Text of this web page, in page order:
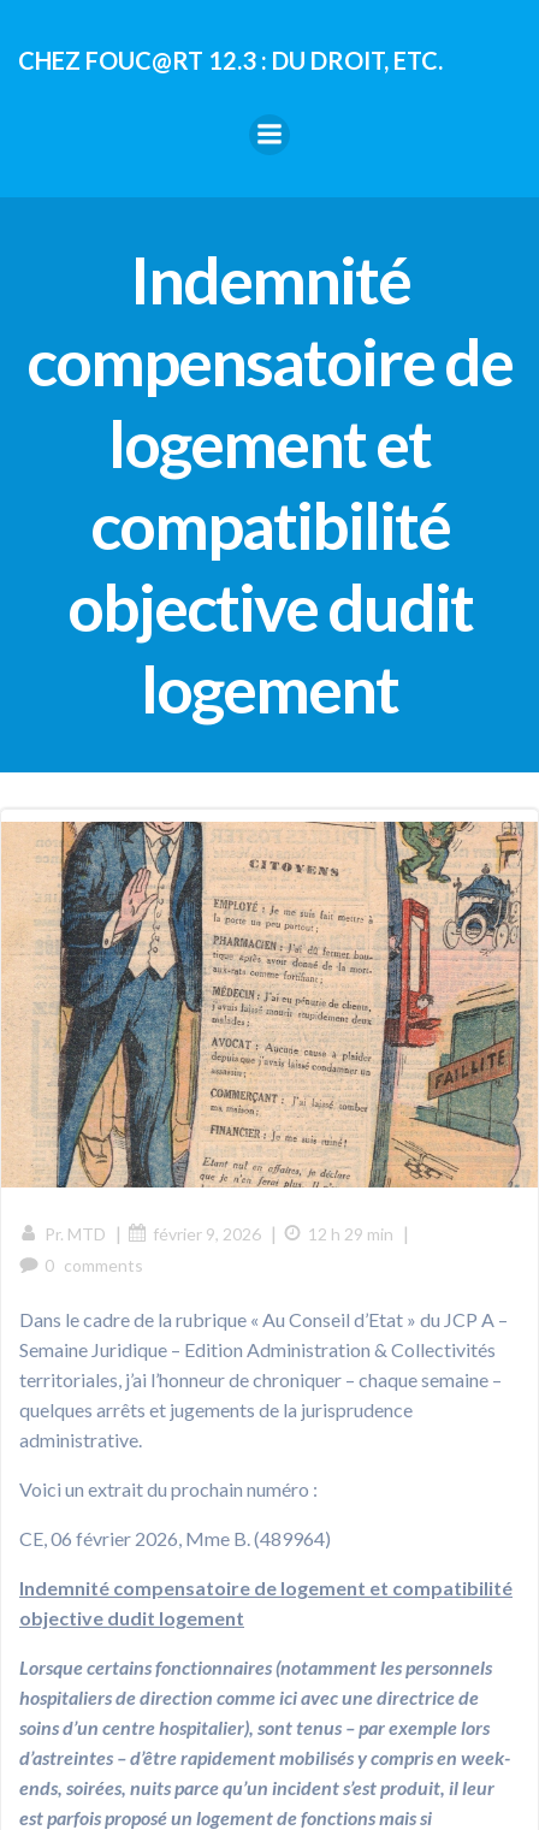
contenu
CHEZ FOUC@RT 12.3 : DU DROIT, ETC.
Indemnité
compensatoire de
logement et
compatibilité
objective dudit
logement
Pr. MTD | février 9, 2026 | 12 h 29 min |
0 comments
Dans le cadre de la rubrique « Au Conseil d’Etat » du JCP A –
Semaine Juridique – Edition Administration & Collectivités
territoriales, j’ai l’honneur de chroniquer – chaque semaine –
quelques arrêts et jugements de la jurisprudence
administrative.
Voici un extrait du prochain numéro :
CE, 06 février 2026, Mme B. (489964)
Indemnité compensatoire de logement et compatibilité
objective dudit logement
Lorsque certains fonctionnaires (notamment les personnels
hospitaliers de direction comme ici avec une directrice de
soins d’un centre hospitalier), sont tenus – par exemple lors
d’astreintes – d’être rapidement mobilisés y compris en week-
ends, soirées, nuits parce qu’un incident s’est produit, il leur
est parfois proposé un logement de fonctions mais si